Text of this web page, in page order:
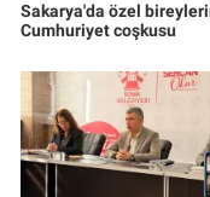
Sakarya'da özel
Cumhuriyet coşkusu